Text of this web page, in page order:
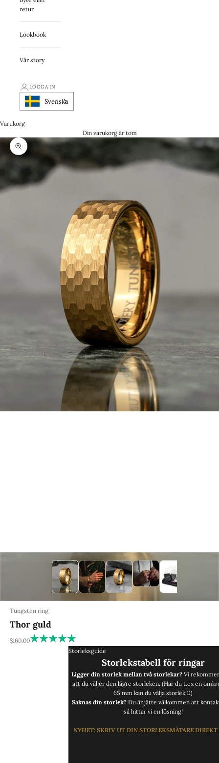
retur
Lookbook
Vår story
LOGGA IN
Svenska
Varukorg
Din varukorg är tom
Zooma
Tungsten ring
Thor guld
REA-pris
$160.00
Storleksguide
Storlekstabell för ringar
Ligger din storlek mellan två storlekar? Vi
att du väljer den lägre storleken. (Har du t.ex en
65 mm kan du välja storlek 11)
Saknas din storlek?Du är jätte välkommen att
så hittar vi en lösning!
NYHET: SKRIV UT DIN STORLEKSMÄTARE DIREKT